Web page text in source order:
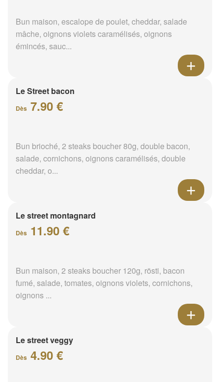
Bun maison, escalope de poulet, cheddar, salade
mâche, oignons violets caramélisés, oignons
émincés, sauc...
Le Street bacon
Dès 7.90 €
Bun brioché, 2 steaks boucher 80g, double bacon,
salade, cornichons, oignons caramélisés, double
cheddar, o...
Le street montagnard
Dès 11.90 €
Bun maison, 2 steaks boucher 120g, rösti, bacon
fumé, salade, tomates, oignons violets, cornichons,
oignons ...
Le street veggy
Dès 4.90 €